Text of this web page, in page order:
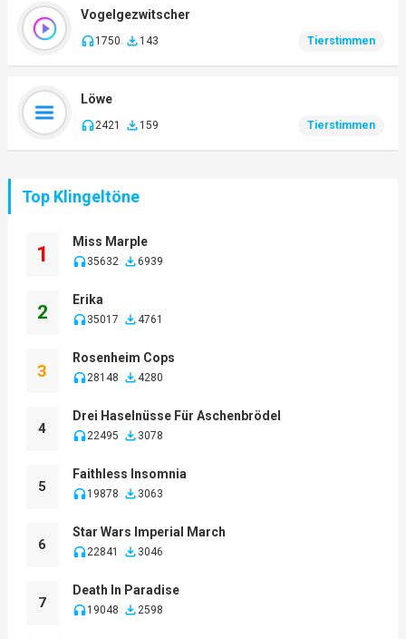
Vogelgezwitscher
1750 143 Tierstimmen
Löwe
2421 159 Tierstimmen
Top Klingeltöne
1
Miss Marple
35632 6939
2
Erika
35017 4761
3
Rosenheim Cops
28148 4280
4
Drei Haselnüsse Für Aschenbrödel
22495 3078
5
Faithless Insomnia
19878 3063
6
Star Wars Imperial March
22841 3046
7
Death In Paradise
19048 2598